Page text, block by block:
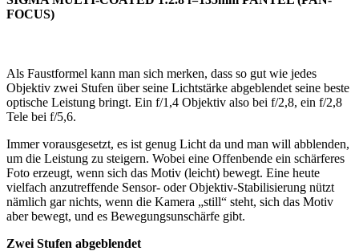
FOCUS)
Als Faustformel kann man sich merken, dass so gut wie jedes
Objektiv zwei Stufen über seine Lichtstärke abgeblendet seine beste
optische Leistung bringt. Ein f/1,4 Objektiv also bei f/2,8, ein f/2,8
Tele bei f/5,6.
Immer vorausgesetzt, es ist genug Licht da und man will abblenden,
um die Leistung zu steigern. Wobei eine Offenbende ein schärferes
Foto erzeugt, wenn sich das Motiv (leicht) bewegt. Eine heute
vielfach anzutreffende Sensor- oder Objektiv-Stabilisierung nützt
nämlich gar nichts, wenn die Kamera „still“ steht, sich das Motiv
aber bewegt, und es Bewegungsunschärfe gibt.
Zwei Stufen abgeblendet